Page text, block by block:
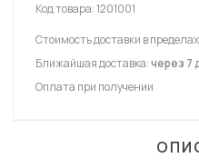
Код товара:1201001
Стоимость доставки в
Ближайшая доставка:через 7
Оплата при получении